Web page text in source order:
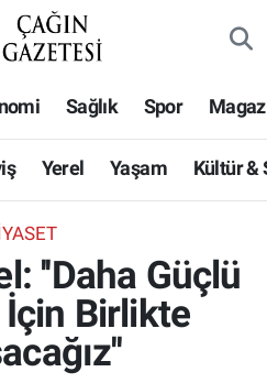
Sağlık Spor
Yerel Yaşam Kültür &
''Daha Güçlü
Birlikte
ve Fikstür